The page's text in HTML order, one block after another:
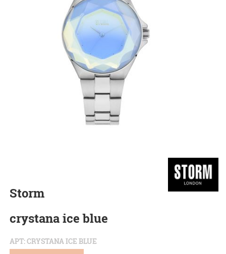
Storm
crystana ice blue
АРТ: CRYSTANA ICE BLUE